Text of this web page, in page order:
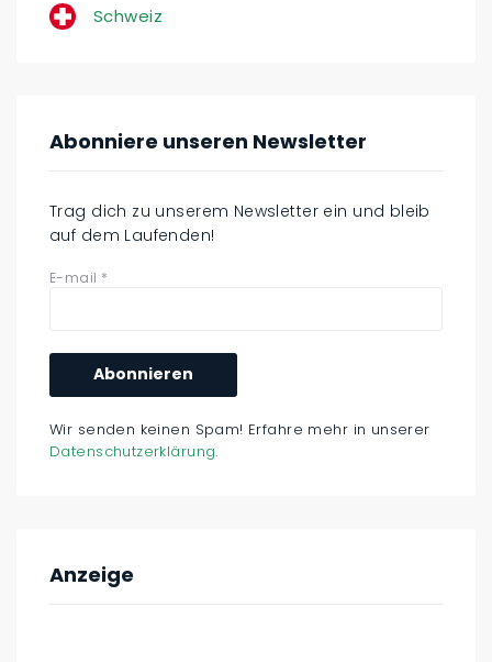
Schweiz
Abonniere unseren Newsletter
Trag dich zu unserem Newsletter ein und bleib
auf dem Laufenden!
E-mail *
Wir senden keinen Spam! Erfahre mehr in unserer
Datenschutzerklärung.
Anzeige